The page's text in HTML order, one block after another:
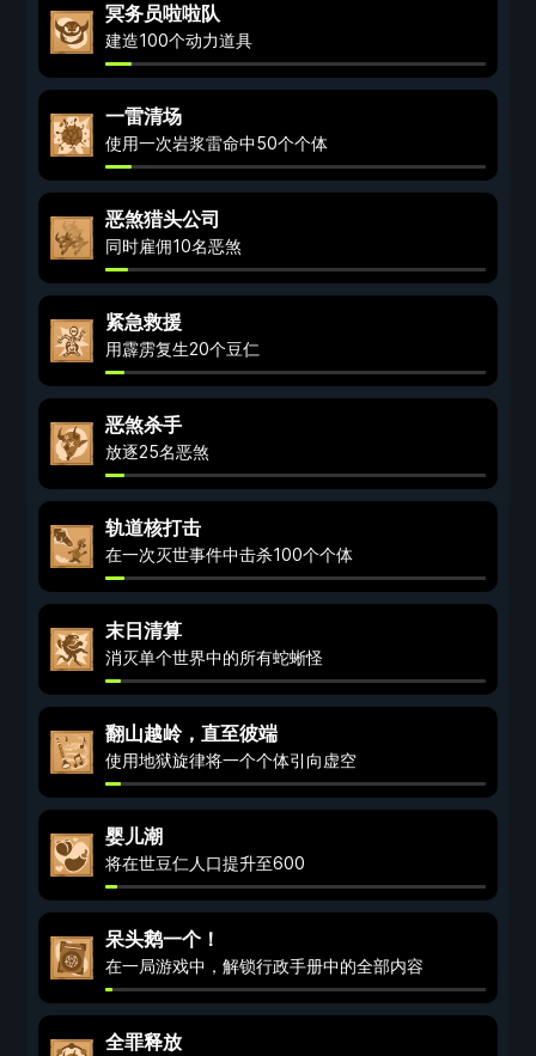
冥务员啦啦队
建造100个动力道具
一雷清场
使用一次岩浆雷命中50个个体
恶煞猎头公司
同时雇佣10名恶煞
紧急救援
用霹雳复生20个豆仁
恶煞杀手
放逐25名恶煞
轨道核打击
在一次灭世事件中击杀100个个体
末日清算
消灭单个世界中的所有蛇蜥怪
翻山越岭，直至彼端
使用地狱旋律将一个个体引向虚空
婴儿潮
将在世豆仁人口提升至600
呆头鹅一个！
在一局游戏中，解锁行政手册中的全部内容
全罪释放